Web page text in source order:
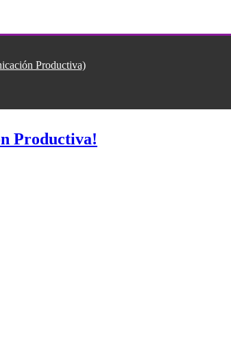
Productiva)
Productiva!